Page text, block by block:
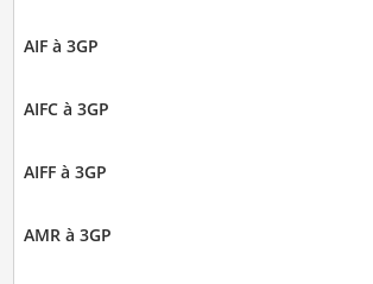
AIF à 3GP
AIFC à 3GP
AIFF à 3GP
AMR à 3GP